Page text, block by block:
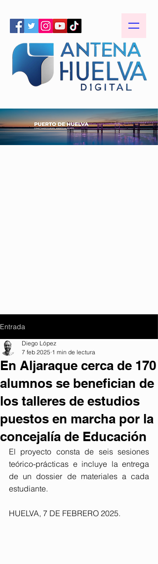
Entrada
En Aljaraque cerca de 170
alumnos se benefician de
los talleres de estudios
puestos en marcha por la
concejalía de Educación
Diego López
7 feb 2025 1 min de lectura
El proyecto consta de seis sesiones
teórico-prácticas e incluye la entrega
de un dossier de materiales a cada
estudiante.
HUELVA, 7 DE FEBRERO 2025.